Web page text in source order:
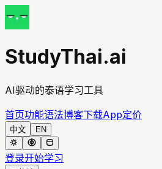
StudyThai.ai
AI驱动的泰语学习工具
首页功能语法博客下载App定价
中文 EN
登录开始学习